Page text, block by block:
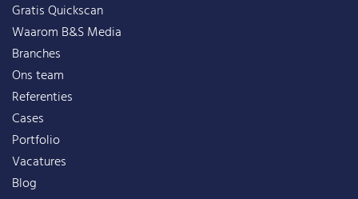
Gratis Quickscan
Waarom B&S Media
Branches
Ons team
Referenties
Cases
Portfolio
Vacatures
Blog